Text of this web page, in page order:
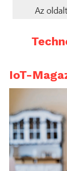
IoT-